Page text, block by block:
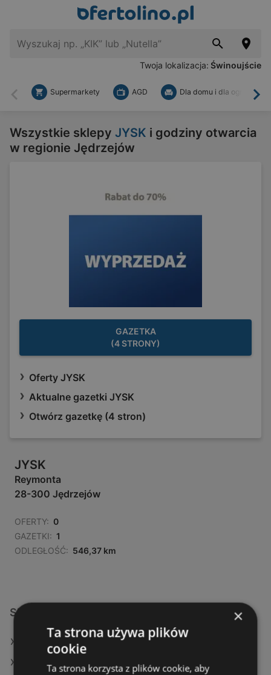
Twoja lokalizacja: Świnoujście
Wstecz
Supermarkety AGD Dla domu i dla ogrodu
Wszystkie sklepy JYSK i godziny otwarcia
w regionie Jędrzejów
GAZETKA
(4 STRONY)
Oferty JYSK
Aktualne gazetki JYSK
Otwórz gazetkę (4 stron)
JYSK
Reymonta
28-300 Jędrzejów
OFERTY: 0
GAZETKI: 1
ODLEGŁOŚĆ: 546,37 km
Sklepy JYSK w:
JYSK w Sępólno Krajeńskie
JYSK w Krasnystaw (Gmina)
×
Ta strona używa plików
cookie
Ta strona korzysta z plików cookie, aby